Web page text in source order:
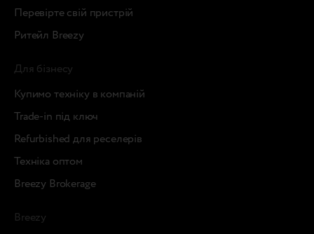
Перевірте свій пристрій
Ритейл Breezy
Для бізнесу
Купимо техніку в компаній
Trade-in під ключ
Refurbished для реселерів
Техніка оптом
Breezy Brokerage
Breezy